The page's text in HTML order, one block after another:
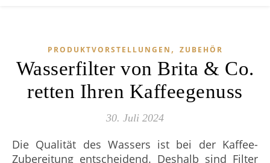
PRODUKTVORSTELLUNGEN , ZUBEHÖR
Wasserfilter von Brita & Co.
retten Ihren Kaffeegenuss
30. Juli 2024
Die Qualität des Wassers ist bei der Kaffee-
Zubereitung entscheidend. Deshalb sind Filter